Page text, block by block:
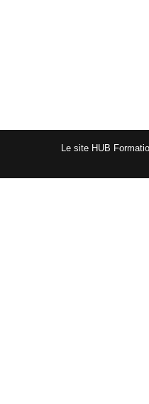
Le site HUB